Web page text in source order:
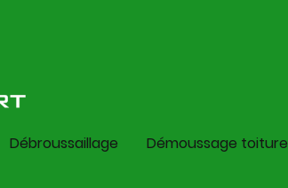
Débroussaillage Démoussage toiture